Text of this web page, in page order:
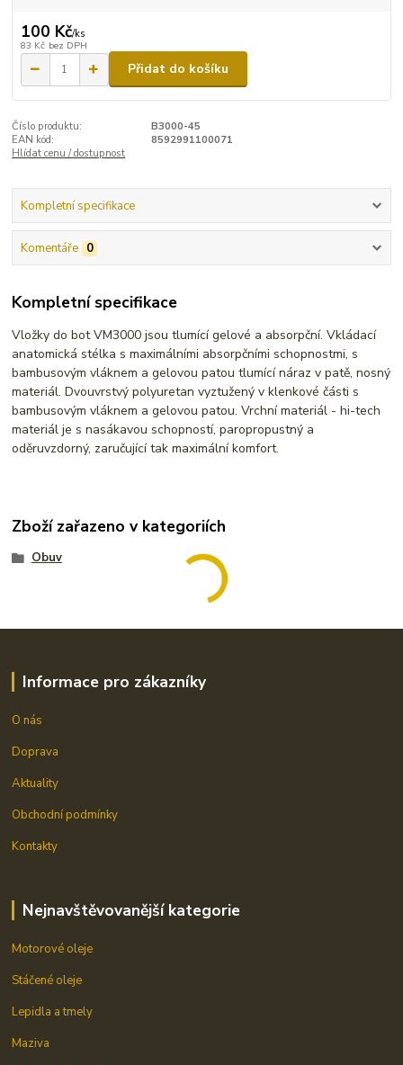
100 Kč/ks
83 Kč bez DPH
Přidat do košíku
Číslo produktu:
B3000-45
EAN kód:
8592991100071
Hlídat cenu / dostupnost
Kompletní specifikace
Komentáře 0
Kompletní specifikace
Vložky do bot VM3000 jsou tlumící gelové a absorpční. Vkládací
anatomická stélka s maximálními absorpčními schopnostmi, s
bambusovým vláknem a gelovou patou tlumící náraz v patě, nosný
materiál. Dvouvrstvý polyuretan vyztužený v klenkové části s
bambusovým vláknem a gelovou patou. Vrchní materiál - hi-tech
materiál je s nasákavou schopností, paropropustný a
oděruvzdorný, zaručující tak maximální komfort.
Zboží zařazeno v kategoriích
Obuv
Informace pro zákazníky
O nás
Doprava
Aktuality
Obchodní podmínky
Kontakty
Nejnavštěvovanější kategorie
Motorové oleje
Stáčené oleje
Lepidla a tmely
Maziva